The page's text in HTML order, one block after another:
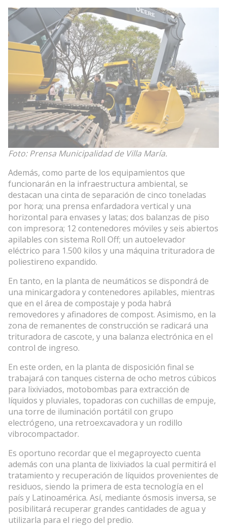
Foto: Prensa Municipalidad de Villa María.
Además, como parte de los equipamientos que
funcionarán en la infraestructura ambiental, se
destacan una cinta de separación de cinco toneladas
por hora; una prensa enfardadora vertical y una
horizontal para envases y latas; dos balanzas de piso
con impresora; 12 contenedores móviles y seis abiertos
apilables con sistema Roll Off; un autoelevador
eléctrico para 1.500 kilos y una máquina trituradora de
poliestireno expandido.
En tanto, en la planta de neumáticos se dispondrá de
una minicargadora y contenedores apilables, mientras
que en el área de compostaje y poda habrá
removedores y afinadores de compost. Asimismo, en la
zona de remanentes de construcción se radicará una
trituradora de cascote, y una balanza electrónica en el
control de ingreso.
En este orden, en la planta de disposición final se
trabajará con tanques cisterna de ocho metros cúbicos
para lixiviados, motobombas para extracción de
líquidos y pluviales, topadoras con cuchillas de empuje,
una torre de iluminación portátil con grupo
electrógeno, una retroexcavadora y un rodillo
vibrocompactador.
Es oportuno recordar que el megaproyecto cuenta
además con una planta de lixiviados la cual permitirá el
tratamiento y recuperación de líquidos provenientes de
residuos, siendo la primera de esta tecnología en el
país y Latinoamérica. Así, mediante ósmosis inversa, se
posibilitará recuperar grandes cantidades de agua y
utilizarla para el riego del predio.